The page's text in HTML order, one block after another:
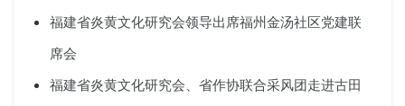
福建省炎黄文化研究会领导出席福州金汤社区党建联
席会
福建省炎黄文化研究会、省作协联合采风团走进古田